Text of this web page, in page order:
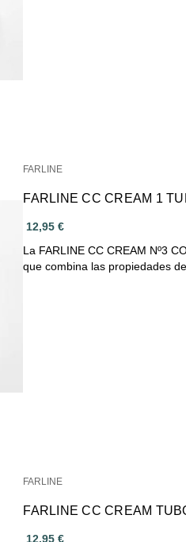
FARLINE
FARLINE CC CREAM 1
12,95 €
La FARLINE CC CREAM Nº3
que combina las propiedades
FARLINE
12,95 €